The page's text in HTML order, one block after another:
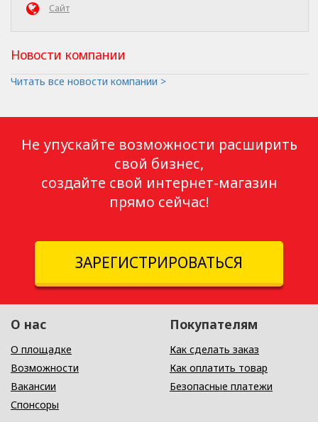
Сайт
Новости компании
Читать все новости компании >
Не упускайте возможности расширить
свой бизнес,
создайте свой интернет-магазин
прямо сейчас!
ЗАРЕГИСТРИРОВАТЬСЯ
О нас
О площадке
Возможности
Вакансии
Спонсоры
Покупателям
Как сделать заказ
Как оплатить товар
Безопасные платежи